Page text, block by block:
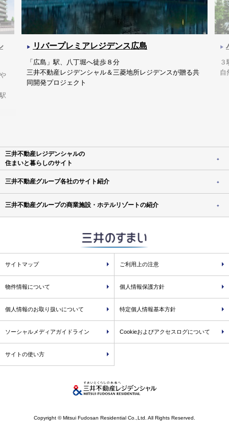
リバープレミアレジデンス広島
「広島」駅、八丁堀へ徒歩８分
三井不動産レジデンシャル＆三菱地所レジデンスが贈る共
同開発プロジェクト
自
三井不動産レジデンシャルの
住まいと暮らしのサイト
三井不動産グループ各社のサイト紹介
三井不動産グループの商業施設・ホテルリゾートの紹介
サイトマップ ご利用上の注意
物件情報について 個人情報保護方針
個人情報のお取り扱いについて 特定個人情報基本方針
ソーシャルメディアガイドライン Cookieおよびアクセスログについて
サイトの使い方
Copyright © Mitsui Fudosan Residential Co.,Ltd. All Rights Reserved.